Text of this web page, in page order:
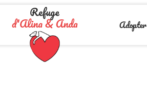
Refuge
d'Alina & Anda Adopter